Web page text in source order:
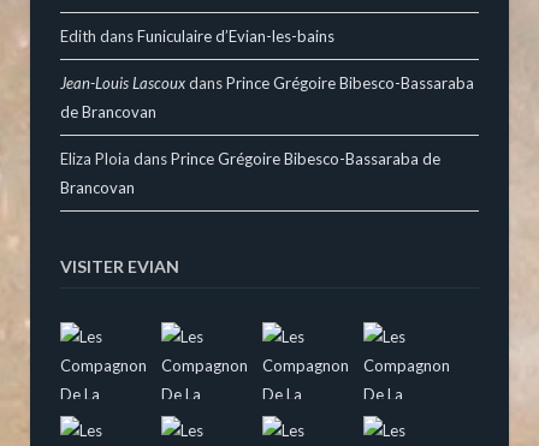
Edith dansFuniculaire d’Evian-les-bains
Jean-Louis LascouxdansPrince Grégoire Bibesco-Bassaraba
de Brancovan
Eliza Ploia dansPrince Grégoire Bibesco-Bassaraba de
Brancovan
VISITER EVIAN